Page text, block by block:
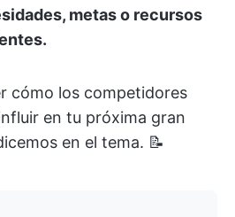
metas o recursos
cómo los competidores
en tu próxima gran
en el tema. 📝